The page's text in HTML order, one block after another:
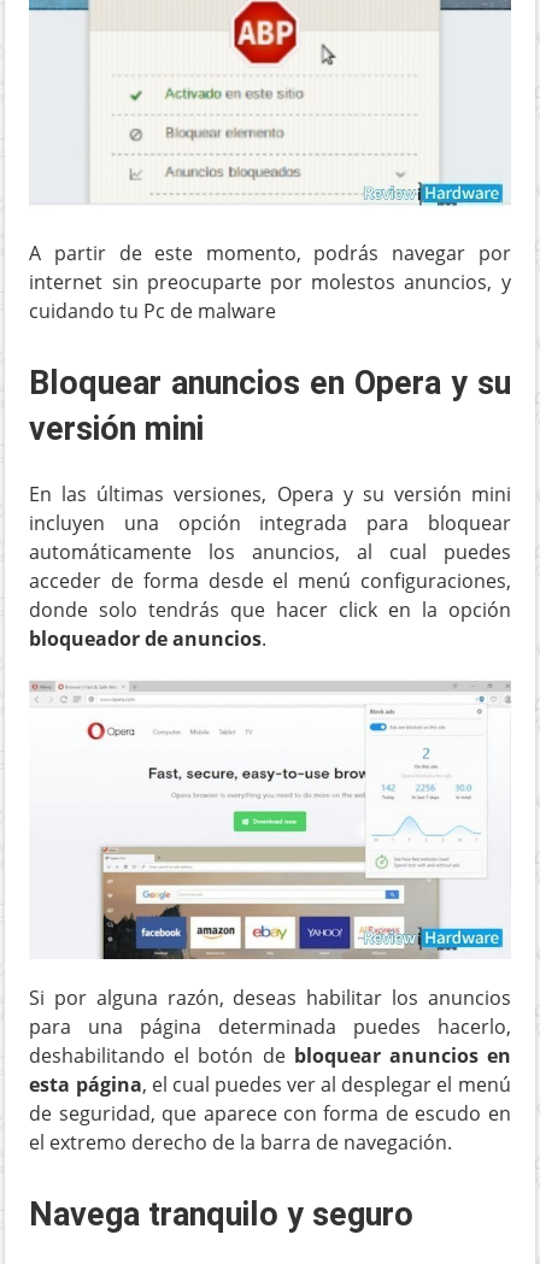
A partir de este momento, podrás navegar por
internet sin preocuparte por molestos anuncios, y
cuidando tu Pc de malware
Bloquear anuncios en Opera y su
versión mini
En las últimas versiones, Opera y su versión mini
incluyen una opción integrada para bloquear
automáticamente los anuncios, al cual puedes
acceder de forma desde el menú configuraciones,
donde solo tendrás que hacer click en la opción
bloqueador de anuncios.
Si por alguna razón, deseas habilitar los anuncios
para una página determinada puedes hacerlo,
deshabilitando el botón de bloquear anuncios en
esta página, el cual puedes ver al desplegar el menú
de seguridad, que aparece con forma de escudo en
el extremo derecho de la barra de navegación.
Navega tranquilo y seguro